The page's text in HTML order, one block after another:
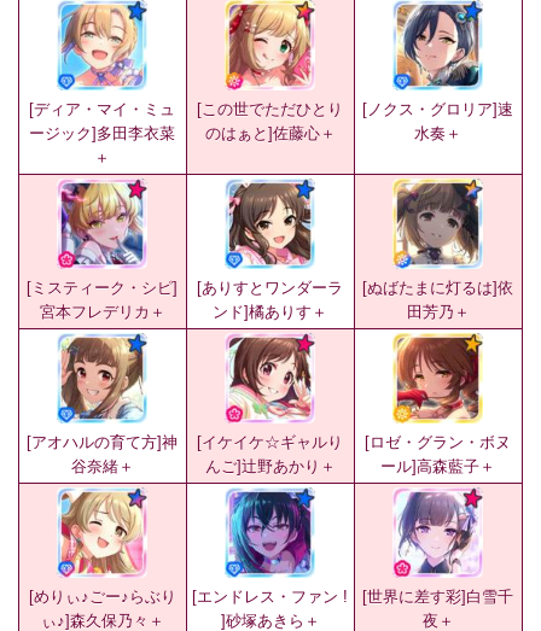
[ディア・マイ・ミュ
ージック]多田李衣菜
＋
[この世でただひとり
のはぁと]佐藤心＋
[ノクス・グロリア]速
水奏＋
[ミスティーク・シピ]
宮本フレデリカ＋
[ありすとワンダーラ
ンド]橘ありす＋
[ぬばたまに灯るは]依
田芳乃＋
[アオハルの育て方]神
谷奈緒＋
[イケイケ☆ギャルり
んご]辻野あかり＋
[ロゼ・グラン・ボヌ
ール]高森藍子＋
[めりぃ♪ごー♪らぶり
ぃ♪]森久保乃々＋
[エンドレス・ファン !
]砂塚あきら＋
[世界に差す彩]白雪千
夜＋